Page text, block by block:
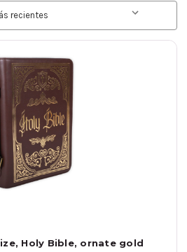
Holy Bible, ornate gold